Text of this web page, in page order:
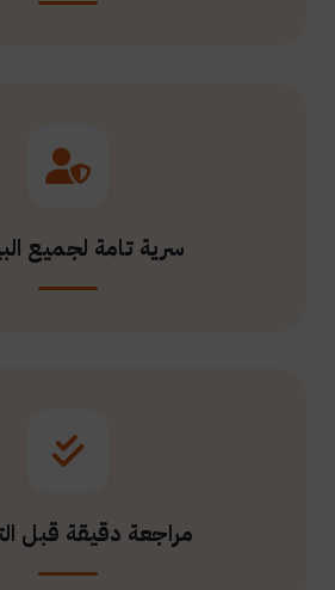
سرية تامة لجميع
مراجعة دقيقة قبل